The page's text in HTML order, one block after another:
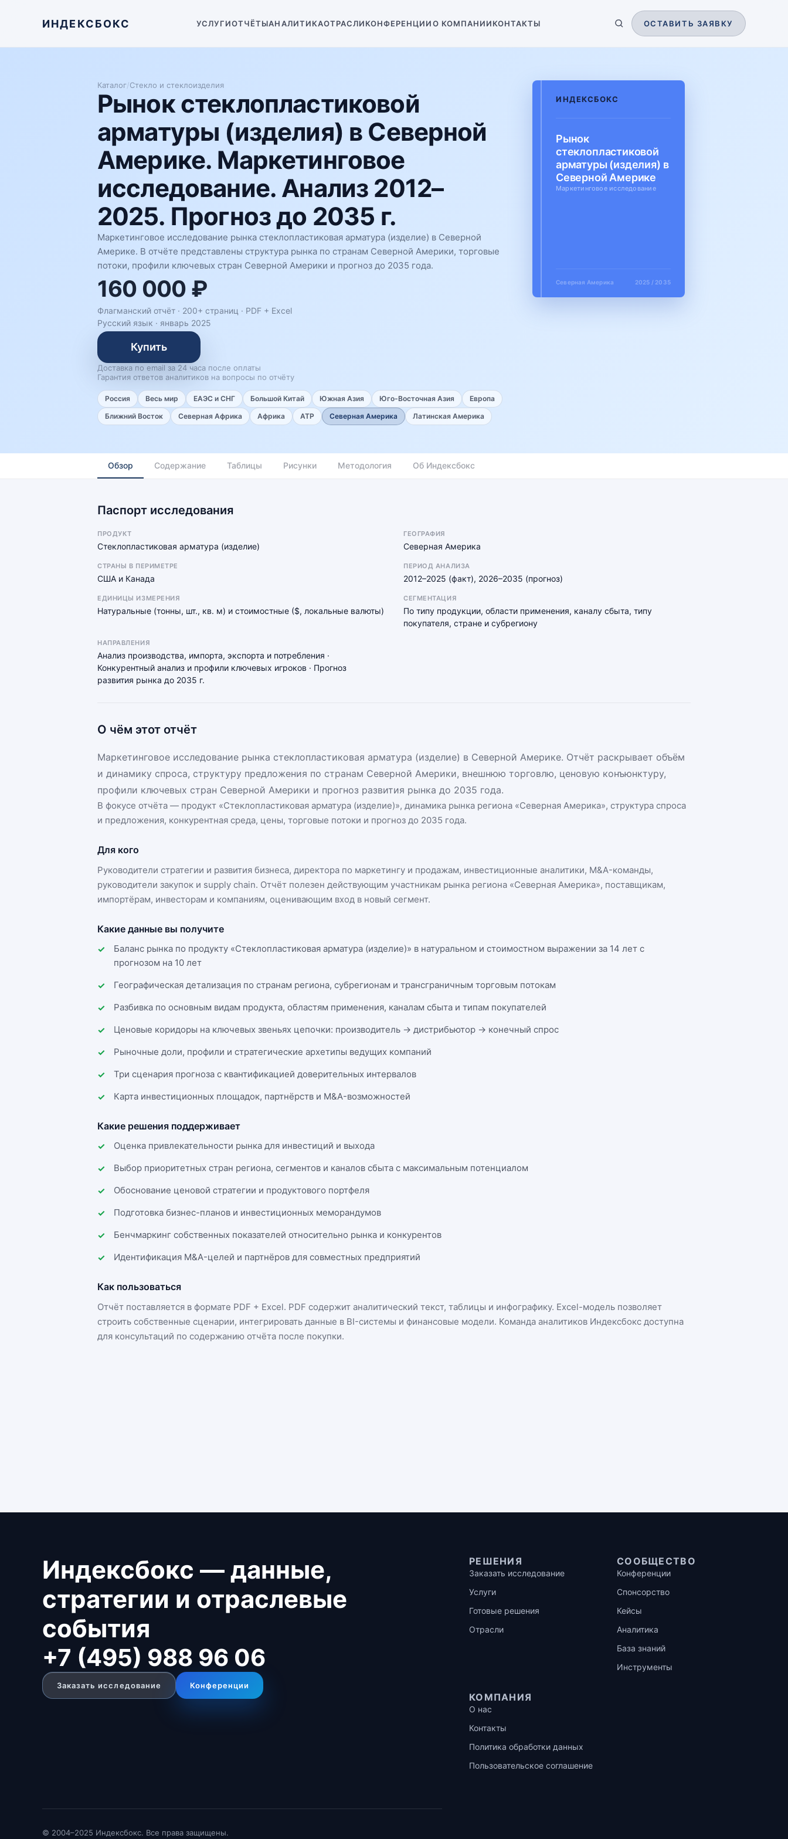
ИНДЕКСБОКС УСЛУГИОТЧЁТЫАНАЛИТИКАОТРАСЛИКОНФЕРЕНЦИИО КОМПАНИИКОНТАКТЫ ОСТАВИТЬ ЗАЯВКУ
Каталог/Стекло и стеклоизделия
Рынок стеклопластиковой
арматуры (изделия) в Северной
Америке. Маркетинговое
исследование. Анализ 2012–
2025. Прогноз до 2035 г.
Маркетинговое исследование рынка стеклопластиковая арматура (изделие) в Северной
Америке. В отчёте представлены структура рынка по странам Северной Америки, торговые
потоки, профили ключевых стран Северной Америки и прогноз до 2035 года.
160 000 ₽
Флагманский отчёт · 200+ страниц · PDF + Excel
Русский язык · январь 2025
Купить
Доставка по email за 24 часа после оплаты
Гарантия ответов аналитиков на вопросы по отчёту
Россия Весь мир ЕАЭС и СНГ Большой Китай Южная Азия Юго-Восточная Азия
Европа
Ближний Восток
Северная Африка Африка АТР Северная Америка Латинская Америка
ИНДЕКСБОКС
Рынок
стеклопластиковой
арматуры (изделия) в
Северной Америке
Маркетинговое исследование
Северная Америка 2025 / 2035
Обзор Содержание Таблицы Рисунки Методология Об Индексбокс
Паспорт исследования
ПРОДУКТ
Стеклопластиковая арматура (изделие)
ГЕОГРАФИЯ
Северная Америка
СТРАНЫ В ПЕРИМЕТРЕ
США и Канада
ПЕРИОД АНАЛИЗА
2012–2025 (факт), 2026–2035 (прогноз)
ЕДИНИЦЫ ИЗМЕРЕНИЯ
Натуральные (тонны, шт., кв. м) и стоимостные ($, локальные валюты)
СЕГМЕНТАЦИЯ
По типу продукции, области применения, каналу сбыта, типу
покупателя, стране и субрегиону
НАПРАВЛЕНИЯ
Анализ производства, импорта, экспорта и потребления ·
Конкурентный анализ и профили ключевых игроков · Прогноз
развития рынка до 2035 г.
О чём этот отчёт
Маркетинговое исследование рынка стеклопластиковая арматура (изделие) в Северной Америке. Отчёт раскрывает объём
и динамику спроса, структуру предложения по странам Северной Америки, внешнюю торговлю, ценовую конъюнктуру,
профили ключевых стран Северной Америки и прогноз развития рынка до 2035 года.
В фокусе отчёта — продукт «Стеклопластиковая арматура (изделие)», динамика рынка региона «Северная Америка», структура спроса
и предложения, конкурентная среда, цены, торговые потоки и прогноз до 2035 года.
Для кого
Руководители стратегии и развития бизнеса, директора по маркетингу и продажам, инвестиционные аналитики, M&A-команды,
руководители закупок и supply chain. Отчёт полезен действующим участникам рынка региона «Северная Америка», поставщикам,
импортёрам, инвесторам и компаниям, оценивающим вход в новый сегмент.
Какие данные вы получите
Баланс рынка по продукту «Стеклопластиковая арматура (изделие)» в натуральном и стоимостном выражении за 14 лет с
прогнозом на 10 лет
Географическая детализация по странам региона, субрегионам и трансграничным торговым потокам
Разбивка по основным видам продукта, областям применения, каналам сбыта и типам покупателей
Ценовые коридоры на ключевых звеньях цепочки: производитель → дистрибьютор → конечный спрос
Рыночные доли, профили и стратегические архетипы ведущих компаний
Три сценария прогноза с квантификацией доверительных интервалов
Карта инвестиционных площадок, партнёрств и M&A-возможностей
Какие решения поддерживает
Оценка привлекательности рынка для инвестиций и выхода
Выбор приоритетных стран региона, сегментов и каналов сбыта с максимальным потенциалом
Обоснование ценовой стратегии и продуктового портфеля
Подготовка бизнес-планов и инвестиционных меморандумов
Бенчмаркинг собственных показателей относительно рынка и конкурентов
Идентификация M&A-целей и партнёров для совместных предприятий
Как пользоваться
Отчёт поставляется в формате PDF + Excel. PDF содержит аналитический текст, таблицы и инфографику. Excel-модель позволяет
строить собственные сценарии, интегрировать данные в BI-системы и финансовые модели. Команда аналитиков Индексбокс доступна
для консультаций по содержанию отчёта после покупки.
Индексбокс — данные,
стратегии и отраслевые
события
+7 (495) 988 96 06
Заказать исследование Конференции
РЕШЕНИЯ
Заказать исследование
Услуги
Готовые решения
Отрасли
СООБЩЕСТВО
Конференции
Спонсорство
Кейсы
Аналитика
База знаний
Инструменты
КОМПАНИЯ
О нас
Контакты
Политика обработки данных
Пользовательское соглашение
© 2004–2025 Индексбокс. Все права защищены.